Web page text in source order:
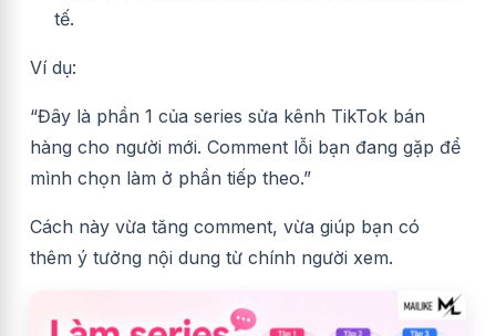
tế.
Ví dụ:
“Đây là phần 1 của series sửa kênh TikTok bán
hàng cho người mới. Comment lỗi bạn đang gặp để
mình chọn làm ở phần tiếp theo.”
Cách này vừa tăng comment, vừa giúp bạn có
thêm ý tưởng nội dung từ chính người xem.